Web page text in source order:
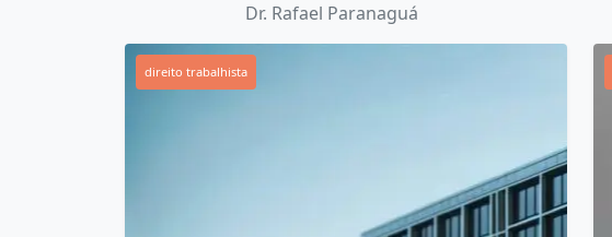
Dr. Rafael Paranaguá
direito trabalhista